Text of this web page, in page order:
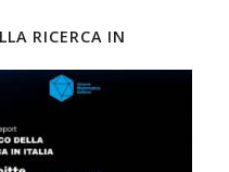
RICERCA IN